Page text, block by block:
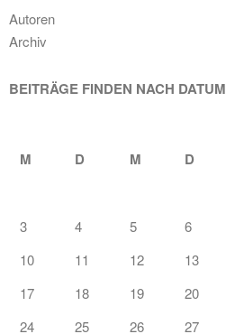
Autoren
Archiv
BEITRÄGE FINDEN NACH DATUM
M D M D
3
4 5 6
10
11 12 13
17
18 19 20
24
25 26 27